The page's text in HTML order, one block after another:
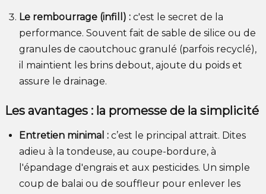
Le rembourrage (infill) : c'est le secret de la
performance. Souvent fait de sable de silice ou de
granules de caoutchouc granulé (parfois recyclé),
il maintient les brins debout, ajoute du poids et
assure le drainage.
Les avantages : la promesse de la simplicité
Entretien minimal : c’est le principal attrait. Dites
adieu à la tondeuse, au coupe-bordure, à
l'épandage d'engrais et aux pesticides. Un simple
coup de balai ou de souffleur pour enlever les